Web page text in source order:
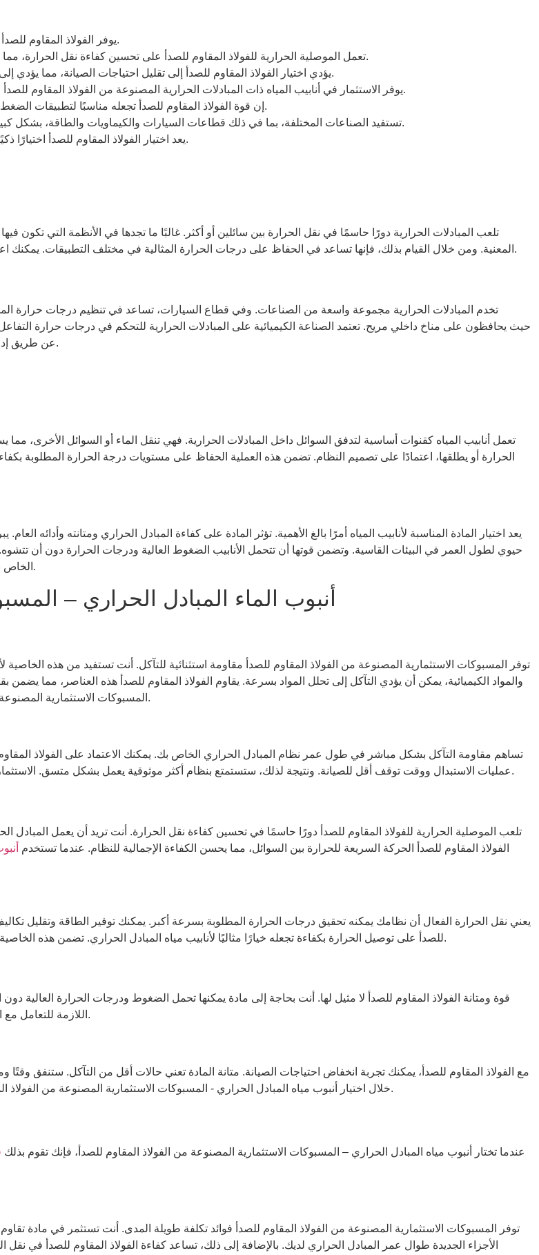
يوفر الفولاذ المقاوم للصدأ مقاومة استثنائية للتآكل، مما يعزز طول عمر وموثوقية أنظمة المبادلات الحرارية.
تعمل الموصلية الحرارية للفولاذ المقاوم للصدأ على تحسين كفاءة نقل الحرارة، مما يسمح للأنظمة بالوصول إلى درجات الحرارة المطلوبة بسرعة أكبر وتوفير الطاقة.
يؤدي اختيار الفولاذ المقاوم للصدأ إلى تقليل احتياجات الصيانة، مما يؤدي إلى عدد أقل من الإصلاحات وتقليل وقت التوقف عن العمل، مما يوفر الوقت والمال.
يوفر الاستثمار في أنابيب المياه ذات المبادلات الحرارية المصنوعة من الفولاذ المقاوم للصدأ فوائد تكلفة طويلة المدى من خلال تقليل تكرار الاستبدال وخفض تكاليف التشغيل.
إن قوة الفولاذ المقاوم للصدأ تجعله مناسبًا لتطبيقات الضغط العالي، مما يضمن بقاء أنظمة المبادلات الحرارية فعالة في ظل الظروف الصعبة.
تستفيد الصناعات المختلفة، بما في ذلك قطاعات السيارات والكيماويات والطاقة، بشكل كبير من استخدام الفولاذ المقاوم للصدأ في المبادلات الحرارية بسبب متانته وكفاءته.
يعد اختيار الفولاذ المقاوم للصدأ اختيارًا ذكيًا لأي شخص يتطلع إلى تحسين أداء وموثوقية أنظمة المبادلات الحرارية الخاصة به.
تلعب المبادلات الحرارية دورًا حاسمًا في نقل الحرارة بين سائلين أو أكثر. غالبًا ما تجدها في الأنظمة التي تكون
المعنية. ومن خلال القيام بذلك، فإنها تساعد في الحفاظ على درجات الحرارة المثالية في مختلف التطبيقات. يمكنك اعتبارهم الأبطال المجهولين في أنظمة التدفئة والتبريد، مما يضمن سير كل شيء بسلاسة.
تخدم المبادلات الحرارية مجموعة واسعة من الصناعات. وفي قطاع السيارات، تساعد في تنظيم درجات حرارة
عن طريق إدارة تدفق الحرارة. تستفيد كل صناعة من التنوع والكفاءة التي توفرها المبادلات الحرارية.
تعمل أنابيب المياه كقنوات أساسية لتدفق السوائل داخل المبادلات الحرارية. فهي تنقل الماء أو السوائل الأخرى،
الحرارة أو يطلقها، اعتمادًا على تصميم النظام. تضمن هذه العملية الحفاظ على مستويات درجة الحرارة المطلوبة
يعد اختيار المادة المناسبة لأنابيب المياه أمرًا بالغ الأهمية. تؤثر المادة على كفاءة المبادل الحراري ومتانته وأدائه
حيوي لطول العمر في البيئات القاسية. وتضمن قوتها أن تتحمل الأنابيب الضغوط العالية ودرجات الحرارة دون أن
الخاص بك. يؤدي هذا الاختيار في النهاية إلى تقليل مشكلات الصيانة وتحسين الأداء بمرور الوقت.
أنبوب الماء المبادل الحراري –
توفر المسبوكات الاستثمارية المصنوعة من الفولاذ المقاوم للصدأ مقاومة استثنائية للتآكل. أنت تستفيد من هذه الخاصية
والمواد الكيميائية، يمكن أن يؤدي التآكل إلى تحلل المواد بسرعة. يقاوم الفولاذ المقاوم للصدأ هذه العناصر، مما
المسبوكات الاستثمارية المصنوعة من الفولاذ المقاوم للصدأ، تقلل من مخاطر الأعطال غير المتوقعة والإصلاحات المكلفة.
تساهم مقاومة التآكل بشكل مباشر في طول عمر نظام المبادل الحراري الخاص بك. يمكنك الاعتماد على الفولاذ
عمليات الاستبدال ووقت توقف أقل للصيانة. ونتيجة لذلك، ستستمتع بنظام أكثر موثوقية يعمل بشكل متسق. الاستثمار في الفولاذ المقاوم للصدأ يؤتي ثماره من خلال توفير حل قوي يصمد أمام اختبار الزمن.
تلعب الموصلية الحرارية للفولاذ المقاوم للصدأ دورًا حاسمًا في تحسين كفاءة نقل الحرارة. أنت تريد أن يعمل المبادل
الفولاذ المقاوم للصدأ الحركة السريعة للحرارة بين السوائل، مما يحسن الكفاءة الإجمالية للنظام. عندما تستخدم
يعني نقل الحرارة الفعال أن نظامك يمكنه تحقيق درجات الحرارة المطلوبة بسرعة أكبر. يمكنك توفير الطاقة وتقليل
للصدأ على توصيل الحرارة بكفاءة تجعله خيارًا مثاليًا لأنابيب مياه المبادل الحراري. تضمن هذه الخاصية أن يظل نظامك موفرًا للطاقة وفعالاً من حيث التكلفة، مما يوفر لك فوائد طويلة المدى.
قوة ومتانة الفولاذ المقاوم للصدأ لا مثيل لها. أنت بحاجة إلى مادة يمكنها تحمل الضغوط ودرجات الحرارة العالية
اللازمة للتعامل مع الظروف الصعبة. تضمن هذه المتانة أن تظل أنابيب مياه المبادل الحراري فعالة وموثوقة.
مع الفولاذ المقاوم للصدأ، يمكنك تجربة انخفاض احتياجات الصيانة. متانة المادة تعني حالات أقل من التآكل. ستنفق
خلال اختيار أنبوب مياه المبادل الحراري - المسبوكات الاستثمارية المصنوعة من الفولاذ المقاوم للصدأ، فإنك تستثمر في حل يقلل من جهود الصيانة ويزيد من وقت تشغيل النظام.
عندما تختار أنبوب مياه المبادل الحراري – المسبوكات الاستثمارية المصنوعة من الفولاذ المقاوم للصدأ، فإنك تقوم بذلك
توفر المسبوكات الاستثمارية المصنوعة من الفولاذ المقاوم للصدأ فوائد تكلفة طويلة المدى. أنت تستثمر في مادة
الأجزاء الجديدة طوال عمر المبادل الحراري لديك. بالإضافة إلى ذلك، تساعد كفاءة الفولاذ المقاوم للصدأ في